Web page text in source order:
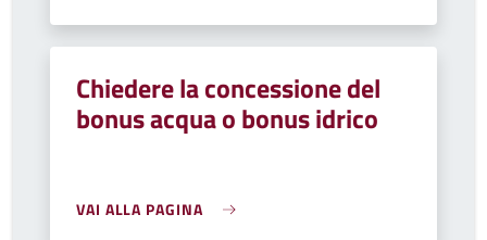
Chiedere la concessione del
bonus acqua o bonus idrico
VAI ALLA PAGINA